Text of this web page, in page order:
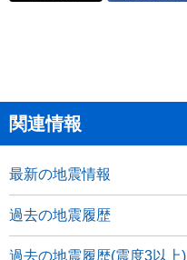
関連情報
最新の地震情報
過去の地震履歴
過去の地震履歴(震度3以上)